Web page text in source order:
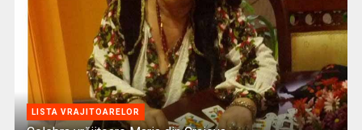
LISTA VRAJITOARELOR